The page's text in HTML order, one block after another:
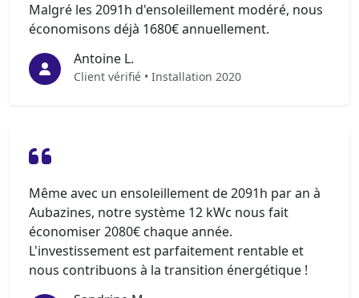
Malgré les 2091h d'ensoleillement modéré, nous
économisons déjà 1680€ annuellement.
Antoine L.
Client vérifié • Installation 2020
Même avec un ensoleillement de 2091h par an à
Aubazines, notre système 12 kWc nous fait
économiser 2080€ chaque année.
L'investissement est parfaitement rentable et
nous contribuons à la transition énergétique !